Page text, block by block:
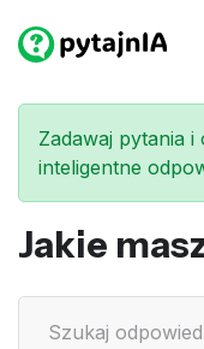
Zadawaj pytania
inteligentne
Jakie